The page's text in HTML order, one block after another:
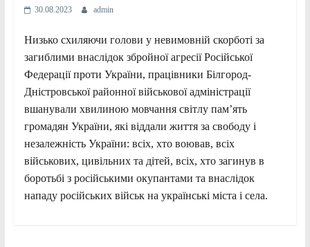
30.08.2023 admin
Низько схиляючи голови у невимовній скорботі за
загиблими внаслідок збройної агресії Російської
Федерації проти України, працівники Білгород-
Дністровської районної військової адміністрації
вшанували хвилиною мовчання світлу пам’ять
громадян України, які віддали життя за свободу і
незалежність України: всіх, хто воював, всіх
військових, цивільних та дітей, всіх, хто загинув в
боротьбі з російськими окупантами та внаслідок
нападу російських військ на українські міста і села.